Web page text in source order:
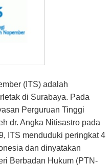
(ITS) adalah
di Surabaya. Pada
Perguruan Tinggi
dr. Angka Nitisastro pada
ITS menduduki peringkat 4
dan dinyatakan
Berbadan Hukum (PTN-